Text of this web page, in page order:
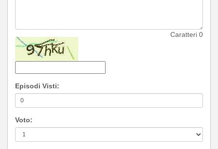
Caratteri 0
Episodi Visti:
Voto: